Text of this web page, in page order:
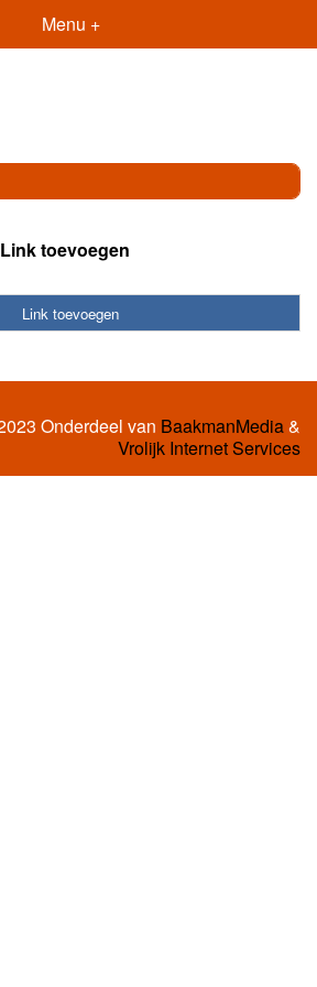
Menu +
Link toevoegen
Link toevoegen
Onderdeel van BaakmanMedia&
Vrolijk Internet Services